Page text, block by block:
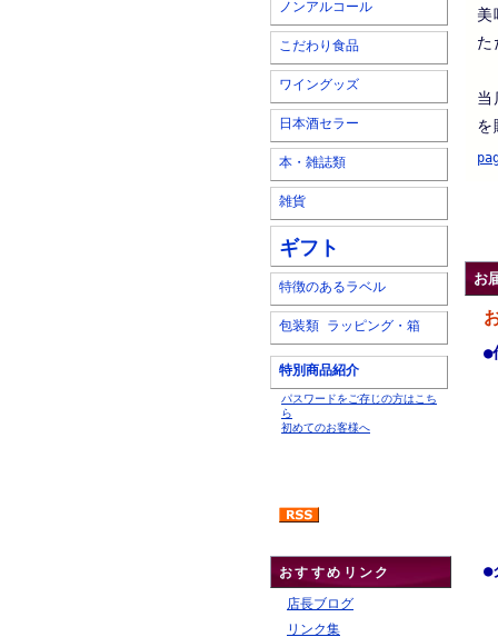
ノンアルコール
こだわり食品
ワイングッズ
日本酒セラー
本・雑誌類
雑貨
ギフト
特徴のあるラベル
包装類 ラッピング・箱
特別商品紹介
パスワードをご存じの方はこち
ら
初めてのお客様へ
おすすめリンク
店長ブログ
リンク集
美
た
当
を
お
●
●